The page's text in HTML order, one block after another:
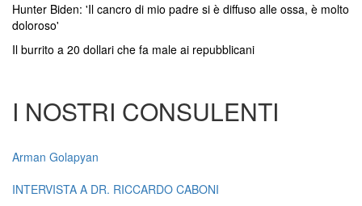
Hunter Biden: 'Il cancro di mio padre si è diffuso alle ossa, è molto
doloroso'
Il burrito a 20 dollari che fa male ai repubblicani
I NOSTRI CONSULENTI
Arman Golapyan
INTERVISTA A DR. RICCARDO CABONI